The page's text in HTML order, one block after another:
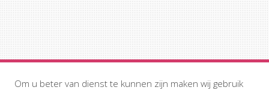
Om u beter van dienst te kunnen zijn maken wij gebruik